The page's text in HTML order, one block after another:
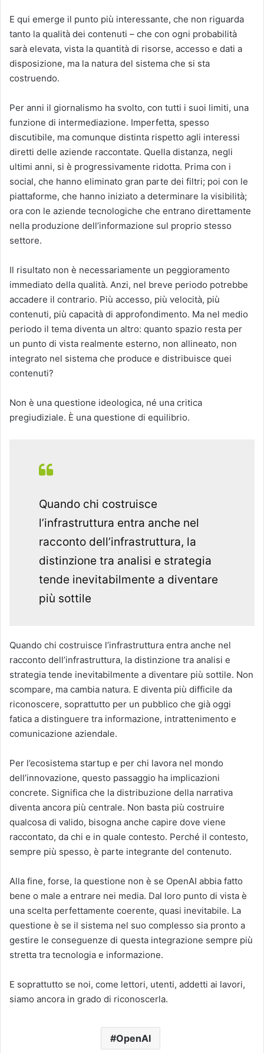
E qui emerge il punto più interessante, che non riguarda
tanto la qualità dei contenuti – che con ogni probabilità
sarà elevata, vista la quantità di risorse, accesso e dati a
disposizione, ma la natura del sistema che si sta
costruendo.
Per anni il giornalismo ha svolto, con tutti i suoi limiti, una
funzione di intermediazione. Imperfetta, spesso
discutibile, ma comunque distinta rispetto agli interessi
diretti delle aziende raccontate. Quella distanza, negli
ultimi anni, si è progressivamente ridotta. Prima con i
social, che hanno eliminato gran parte dei filtri; poi con le
piattaforme, che hanno iniziato a determinare la visibilità;
ora con le aziende tecnologiche che entrano direttamente
nella produzione dell’informazione sul proprio stesso
settore.
Il risultato non è necessariamente un peggioramento
immediato della qualità. Anzi, nel breve periodo potrebbe
accadere il contrario. Più accesso, più velocità, più
contenuti, più capacità di approfondimento. Ma nel medio
periodo il tema diventa un altro: quanto spazio resta per
un punto di vista realmente esterno, non allineato, non
integrato nel sistema che produce e distribuisce quei
contenuti?
Non è una questione ideologica, né una critica
pregiudiziale. È una questione di equilibrio.
Quando chi costruisce
l’infrastruttura entra anche nel
racconto dell’infrastruttura, la
distinzione tra analisi e strategia
tende inevitabilmente a diventare
più sottile
Quando chi costruisce l’infrastruttura entra anche nel
racconto dell’infrastruttura, la distinzione tra analisi e
strategia tende inevitabilmente a diventare più sottile. Non
scompare, ma cambia natura. E diventa più difficile da
riconoscere, soprattutto per un pubblico che già oggi
fatica a distinguere tra informazione, intrattenimento e
comunicazione aziendale.
Per l’ecosistema startup e per chi lavora nel mondo
dell’innovazione, questo passaggio ha implicazioni
concrete. Significa che la distribuzione della narrativa
diventa ancora più centrale. Non basta più costruire
qualcosa di valido, bisogna anche capire dove viene
raccontato, da chi e in quale contesto. Perché il contesto,
sempre più spesso, è parte integrante del contenuto.
Alla fine, forse, la questione non è se OpenAI abbia fatto
bene o male a entrare nei media. Dal loro punto di vista è
una scelta perfettamente coerente, quasi inevitabile. La
questione è se il sistema nel suo complesso sia pronto a
gestire le conseguenze di questa integrazione sempre più
stretta tra tecnologia e informazione.
E soprattutto se noi, come lettori, utenti, addetti ai lavori,
siamo ancora in grado di riconoscerla.
OpenAI